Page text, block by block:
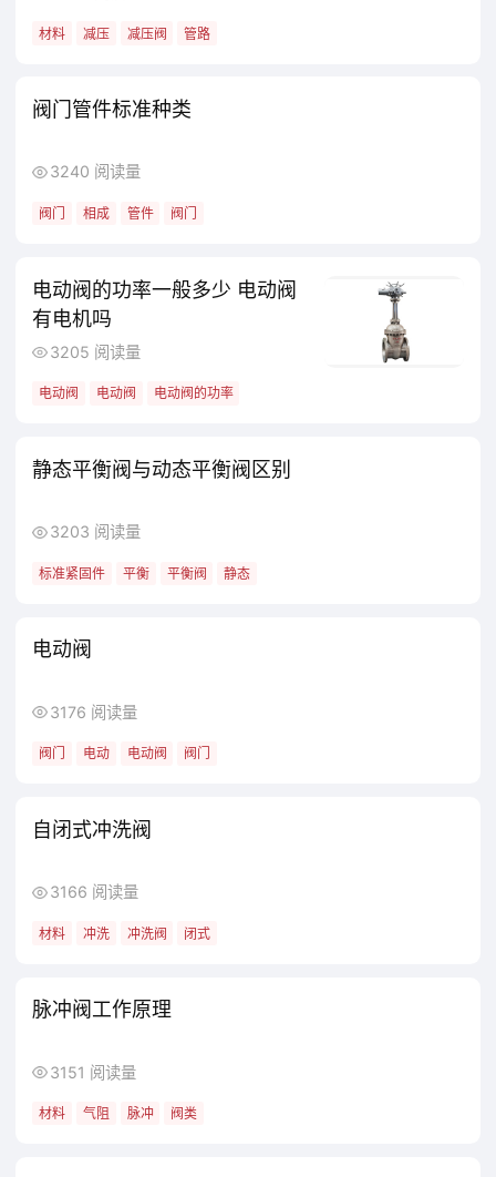
门业 介质 气动 阀门
空气减压阀
3324 阅读量
材料 减压 减压阀 管路
阀门管件标准种类
3240 阅读量
阀门 相成 管件 阀门
电动阀的功率一般多少 电动阀
3205 阅读量
电动阀 电动阀 电动阀的功率
静态平衡阀与动态平衡阀区别
3203 阅读量
标准紧固件 平衡 平衡阀
电动阀
3176 阅读量
阀门 电动 电动阀 阀门
自闭式冲洗阀
3166 阅读量
材料 冲洗 冲洗阀 闭式